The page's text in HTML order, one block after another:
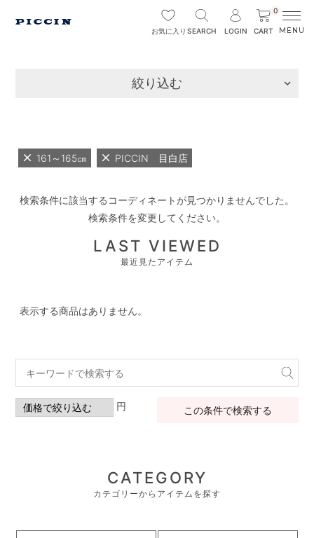
お気に入り SEARCH LOGIN
0
CART
絞り込む
161～165㎝ PICCIN 目白店
検索条件に該当するコーディネートが見つかりませんでした。
検索条件を変更してください。
LAST VIEWED
最近見たアイテム
表示する商品はありません。
円 この条件で検索する
CATEGORY
カテゴリーからアイテムを探す